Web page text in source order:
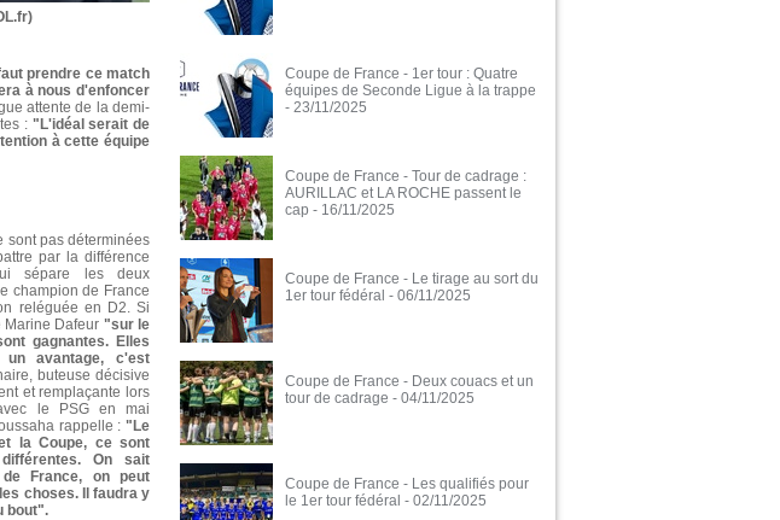
prendre ce match
à nous d'enfoncer
attente de la demi-
:"L'idéal serait de
à cette équipe
sont pas déterminées
par la différence
sépare les deux
champion de France
reléguée en D2. Si
Dafeur "sur le
gagnantes. Elles
avantage, c'est
buteuse décisive
et remplaçante lors
le PSG en mai
rappelle : "Le
la Coupe, ce sont
On sait
France, on peut
choses. Il faudra y
bout".
Coupe de France - 1er tour : Quatre
équipes de Seconde Ligue à la trappe
- 23/11/2025
Coupe de France - Tour de cadrage :
AURILLAC et LA ROCHE passent le
cap - 16/11/2025
Coupe de France - Le tirage au sort du
1er tour fédéral - 06/11/2025
Coupe de France - Deux couacs et un
tour de cadrage - 04/11/2025
Coupe de France - Les qualifiés pour
le 1er tour fédéral - 02/11/2025